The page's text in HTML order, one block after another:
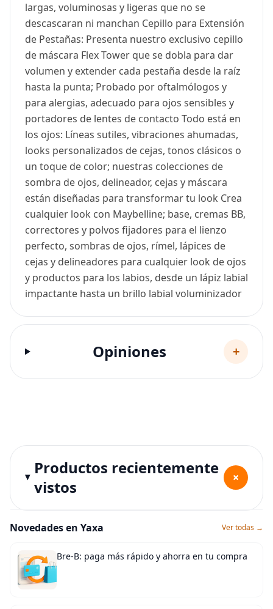
largas, voluminosas y ligeras que no se
descascaran ni manchan Cepillo para Extensión
de Pestañas: Presenta nuestro exclusivo cepillo
de máscara Flex Tower que se dobla para dar
volumen y extender cada pestaña desde la raíz
hasta la punta; Probado por oftalmólogos y
para alergias, adecuado para ojos sensibles y
portadores de lentes de contacto Todo está en
los ojos: Líneas sutiles, vibraciones ahumadas,
looks personalizados de cejas, tonos clásicos o
un toque de color; nuestras colecciones de
sombra de ojos, delineador, cejas y máscara
están diseñadas para transformar tu look Crea
cualquier look con Maybelline; base, cremas BB,
correctores y polvos fijadores para el lienzo
perfecto, sombras de ojos, rímel, lápices de
cejas y delineadores para cualquier look de ojos
y productos para los labios, desde un lápiz labial
impactante hasta un brillo labial voluminizador
Opiniones +
Productos recientemente
vistos
+
Novedades en Yaxa Ver todas →
Bre-B: paga más rápido y ahorra en tu compra